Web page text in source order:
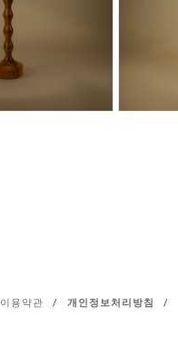
이용약관 / 개인정보처리방침 /